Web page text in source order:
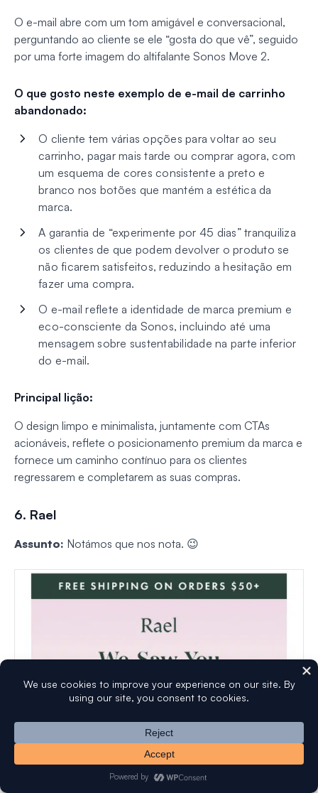
O e-mail abre com um tom amigável e conversacional,
perguntando ao cliente se ele “gosta do que vê”, seguido
por uma forte imagem do altifalante Sonos Move 2.
O que gosto neste exemplo de e-mail de carrinho
abandonado:
O cliente tem várias opções para voltar ao seu
carrinho, pagar mais tarde ou comprar agora, com
um esquema de cores consistente a preto e
branco nos botões que mantém a estética da
marca.
A garantia de “experimente por 45 dias” tranquiliza
os clientes de que podem devolver o produto se
não ficarem satisfeitos, reduzindo a hesitação em
fazer uma compra.
O e-mail reflete a identidade de marca premium e
eco-consciente da Sonos, incluindo até uma
mensagem sobre sustentabilidade na parte inferior
do e-mail.
Principal lição:
O design limpo e minimalista, juntamente com CTAs
acionáveis, reflete o posicionamento premium da marca e
fornece um caminho contínuo para os clientes
regressarem e completarem as suas compras.
6. Rael
Assunto: Notámos que nos nota. 😉